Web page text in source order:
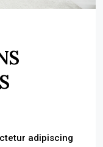
adipiscing